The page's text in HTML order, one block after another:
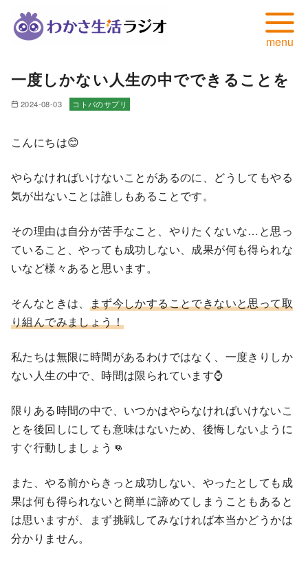
一度しかない人生の中でできることを
2024-08-03 コトバのサプリ
こんにちは😊
やらなければいけないことがあるのに、どうしてもやる
気が出ないことは誰しもあることです。
その理由は自分が苦手なこと、やりたくないな…と思っ
ていること、やっても成功しない、成果が何も得られな
いなど様々あると思います。
そんなときは、 まず今しかすることできないと思って取
り組んでみましょう！
私たちは無限に時間があるわけではなく、一度きりしか
ない人生の中で、時間は限られています⌚
限りある時間の中で、いつかはやらなければいけないこ
とを後回しにしても意味はないため、後悔しないように
すぐ行動しましょう👊
また、やる前からきっと成功しない、やったとしても成
果は何も得られないと簡単に諦めてしまうこともあると
は思いますが、まず挑戦してみなければ本当かどうかは
分かりません。